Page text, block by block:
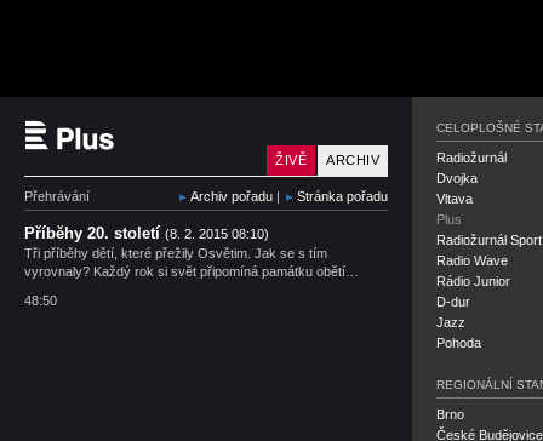
ARCHIV
ŽIVĚ
Přehrávání Archiv pořadu | Stránka pořadu
Příběhy 20. století (8. 2. 2015 08:10)
Tři příběhy dětí, které přežily Osvětim. Jak se s tím
vyrovnaly? Každý rok si svět připomíná památku obětí…
48:50
CELOPLOŠNÉ
Radiožurnál
Dvojka
Vltava
Plus
Radiožurnál Sport
Radio Wave
Rádio Junior
D-dur
Jazz
Pohoda
REGIONÁLNÍ
Brno
České Budějovice